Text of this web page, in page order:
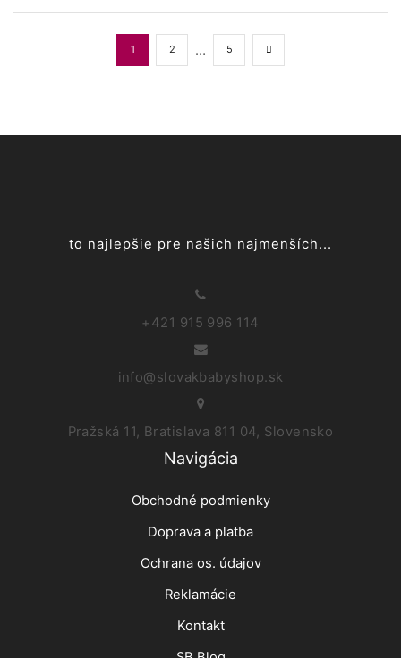
1 2 … 5
to najlepšie pre našich najmenších...
+421 915 996 114
info@slovakbabyshop.sk
Pražská 11, Bratislava 811 04, Slovensko
Navigácia
Obchodné podmienky
Doprava a platba
Ochrana os. údajov
Reklamácie
Kontakt